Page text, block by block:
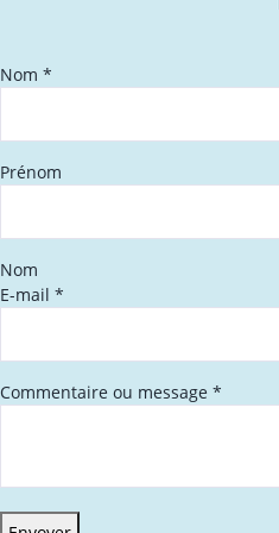
Nom *
Prénom
Nom
E-mail *
Commentaire ou message *